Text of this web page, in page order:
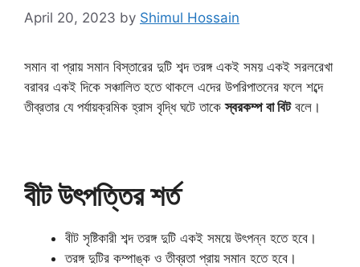
April 20, 2023 by Shimul Hossain
সমান বা প্রায় সমান বিস্তারের দুটি শব্দ তরঙ্গ একই সময় একই সরলরেখা
বরাবর একই দিকে সঞ্চালিত হতে থাকলে এদের উপরিপাতনের ফলে শব্দে
তীব্রতার যে পর্যায়ক্রমিক হ্রাস বৃদ্ধি ঘটে তাকেস্বরকম্প বা বিটবলে।
বীট উৎপত্তির শর্ত
বীট সৃষ্টিকারী শব্দ তরঙ্গ দুটি একই সময়ে উৎপন্ন হতে হবে।
তরঙ্গ দুটির কম্পাঙ্ক ও তীব্রতা প্রায় সমান হতে হবে।